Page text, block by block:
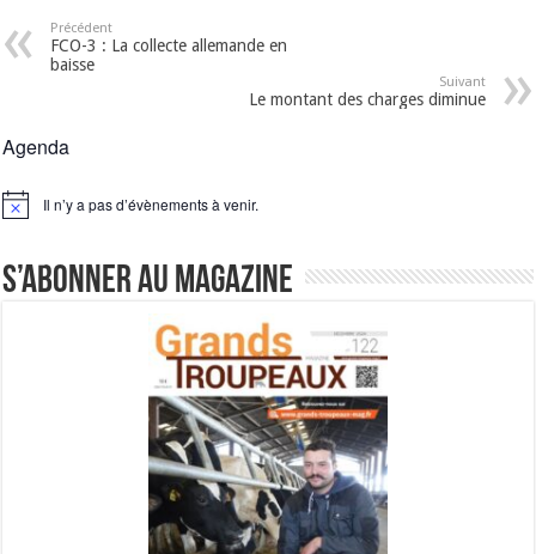
Précédent
FCO-3 : La collecte allemande en
baisse
Suivant
Le montant des charges diminue
Agenda
Notice Il n’y a pas d’évènements à venir.
S’abonner au magazine